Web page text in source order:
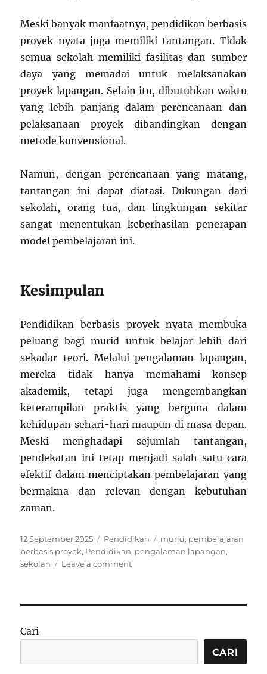
Meski banyak manfaatnya, pendidikan berbasis
proyek nyata juga memiliki tantangan. Tidak
semua sekolah memiliki fasilitas dan sumber
daya yang memadai untuk melaksanakan
proyek lapangan. Selain itu, dibutuhkan waktu
yang lebih panjang dalam perencanaan dan
pelaksanaan proyek dibandingkan dengan
metode konvensional.
Namun, dengan perencanaan yang matang,
tantangan ini dapat diatasi. Dukungan dari
sekolah, orang tua, dan lingkungan sekitar
sangat menentukan keberhasilan penerapan
model pembelajaran ini.
Kesimpulan
Pendidikan berbasis proyek nyata membuka
peluang bagi murid untuk belajar lebih dari
sekadar teori. Melalui pengalaman lapangan,
mereka tidak hanya memahami konsep
akademik, tetapi juga mengembangkan
keterampilan praktis yang berguna dalam
kehidupan sehari-hari maupun di masa depan.
Meski menghadapi sejumlah tantangan,
pendekatan ini tetap menjadi salah satu cara
efektif dalam menciptakan pembelajaran yang
bermakna dan relevan dengan kebutuhan
zaman.
Posted
on
12 September 2025 Categories
Pendidikan Tags
murid, pembelajaran
berbasis proyek, Pendidikan, pengalaman lapangan,
sekolah
Leave a commenton
Belajar
Pengalaman
Cari
CARI